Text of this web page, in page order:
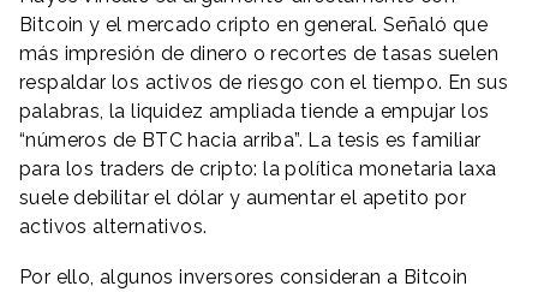
Bitcoin y el mercado cripto en general. Señaló que
más impresión de dinero o recortes de tasas suelen
respaldar los activos de riesgo con el tiempo. En sus
palabras, la liquidez ampliada tiende a empujar los
“números de BTC hacia arriba”. La tesis es familiar
para los traders de cripto: la política monetaria laxa
suele debilitar el dólar y aumentar el apetito por
activos alternativos.
Por ello, algunos inversores consideran a Bitcoin